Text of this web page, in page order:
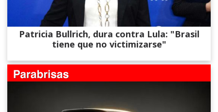
Patricia Bullrich, dura contra Lula: "Brasil
tiene que no victimizarse"